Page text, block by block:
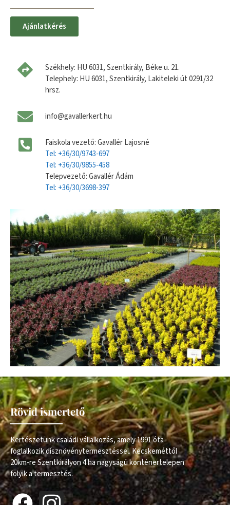
Ajánlatkérés
Székhely: HU 6031, Szentkirály, Béke u. 21.
Telephely: HU 6031, Szentkirály, Lakiteleki út 0291/32
hrsz.
info@gavallerkert.hu
Faiskola vezető: Gavallér Lajosné
Tel: +36/30/9743-697
Tel: +36/30/9855-458
Telepvezető: Gavallér Ádám
Tel: +36/30/3698-397
Rövid ismertető
Kertészetünk családi vállalkozás, amely 1991 óta
foglalkozik dísznövénytermesztéssel. Kecskeméttől
20km-re Szentkirályon 4 ha nagyságú konténertelepen
folyik a termesztés.